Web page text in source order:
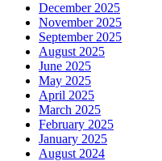
December 2025
November 2025
September 2025
August 2025
June 2025
May 2025
April 2025
March 2025
February 2025
January 2025
August 2024